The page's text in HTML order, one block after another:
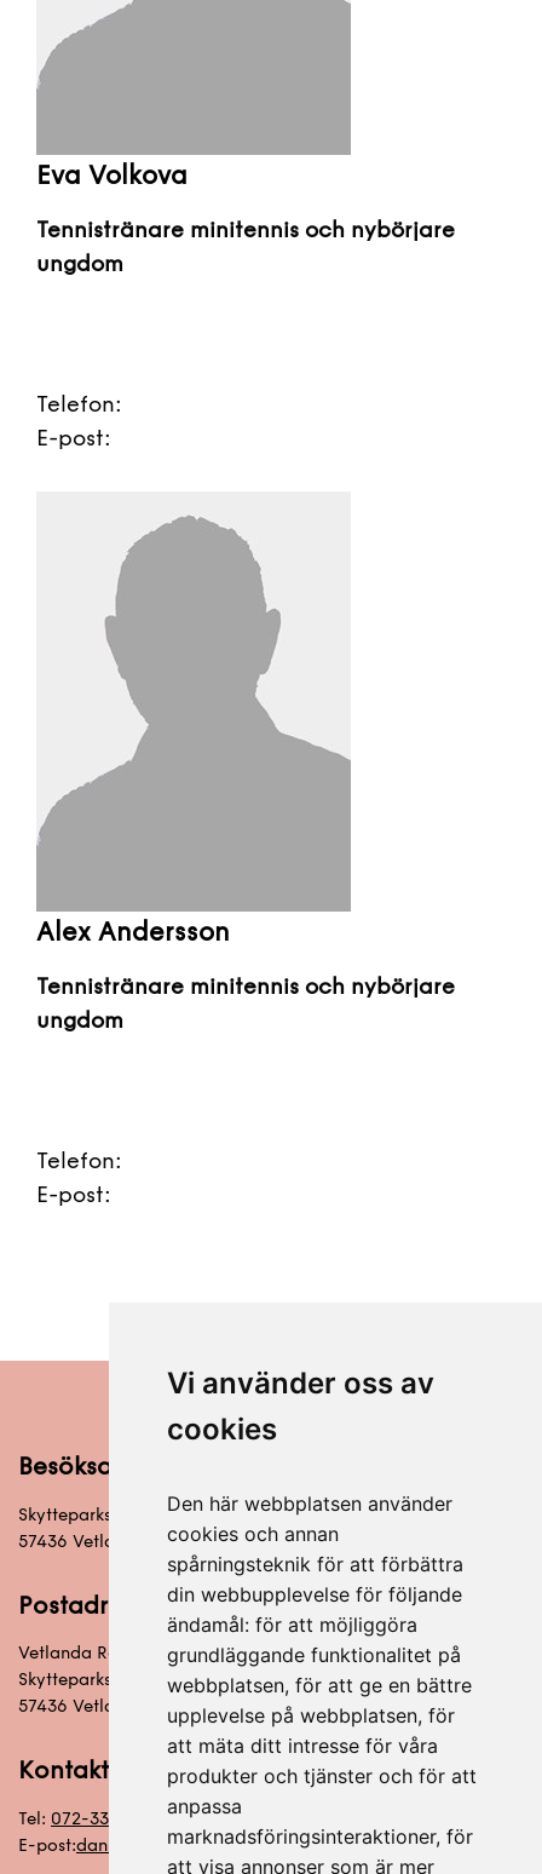
Vi använder oss av
cookies
Den här webbplatsen använder
cookies och annan
spårningsteknik för att förbättra
din webbupplevelse för följande
ändamål: för att möjliggöra
grundläggande funktionalitet på
webbplatsen, för att ge en bättre
upplevelse på webbplatsen, för
att mäta ditt intresse för våra
produkter och tjänster och för att
anpassa
marknadsföringsinteraktioner, för
att visa annonser som är mer
Eva Volkova
Tennistränare minitennis och nybörjare
ungdom
Telefon:
E-post:
Alex Andersson
Tennistränare minitennis och nybörjare
ungdom
Telefon:
E-post:
Besöksadress
Skytteparksvägen 6
57436 Vetlanda
Postadress
Vetlanda Racketklubb
Skytteparksvägen 6
57436 Vetlanda
Kontakt
Tel: 072-333 92 20
E-post:daniel@vetlandaracket.se